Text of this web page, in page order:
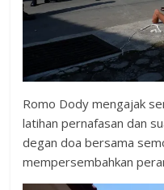
Romo Dody mengajak
latihan pernafasan dan
degan doa bersama
mempersembahkan